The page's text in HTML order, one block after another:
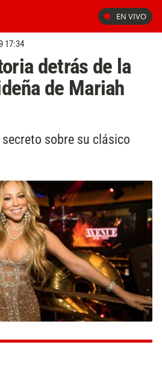
EN VIVO
17:34
detrás de la
de Mariah
sobre su clásico